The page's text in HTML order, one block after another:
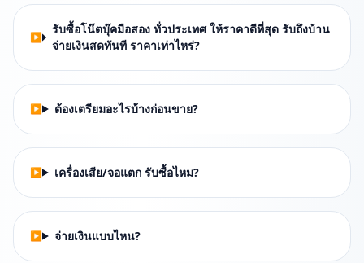
รับซื้อโน๊ตบุ๊คมือสอง ทั่วประเทศ ให้ราคาดีที่สุด รับถึงบ้าน
จ่ายเงินสดทันที ราคาเท่าไหร่?
ต้องเตรียมอะไรบ้างก่อนขาย?
เครื่องเสีย/จอแตก รับซื้อไหม?
จ่ายเงินแบบไหน?